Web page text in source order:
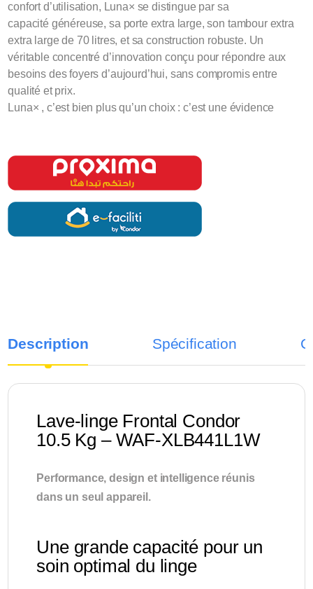
confort d’utilisation, Luna× se distingue par sa
capacité généreuse, sa porte extra large, son tambour extra
extra large de 70 litres, et sa construction robuste. Un
véritable concentré d’innovation conçu pour répondre aux
besoins des foyers d’aujourd’hui, sans compromis entre
qualité et prix.
Luna× , c’est bien plus qu’un choix : c’est une évidence
Description Spécification
Lave-linge Frontal Condor
10.5 Kg – WAF-XLB441L1W
Performance, design et intelligence réunis
dans un seul appareil.
Une grande capacité pour un
soin optimal du linge